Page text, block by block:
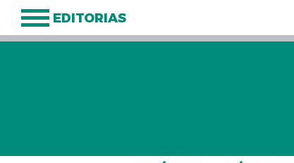
EDITORIAS